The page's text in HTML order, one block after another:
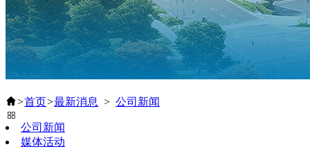
>首页>最新消息 > 公司新闻
公司新闻
媒体活动